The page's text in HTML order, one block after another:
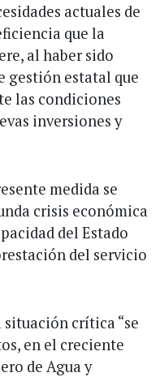
actuales de
que la
al haber sido
gestión estatal que
las condiciones
inversiones y
medida se
crisis económica
del Estado
del servicio
crítica “se
en el creciente
de Agua y